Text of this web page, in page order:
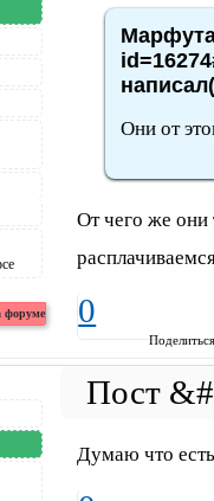
Они от
От чего же они
0
Думаю что